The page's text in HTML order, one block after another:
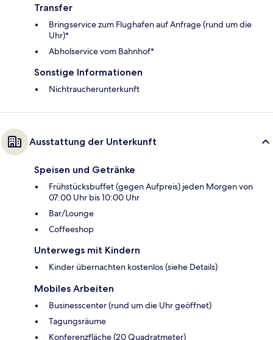
Transfer
Bringservice zum Flughafen auf Anfrage (rund um die
Uhr)*
Abholservice vom Bahnhof*
Sonstige Informationen
Nichtraucherunterkunft
Ausstattung der Unterkunft
Speisen und Getränke
Frühstücksbuffet (gegen Aufpreis) jeden Morgen von
07:00 Uhr bis 10:00 Uhr
Bar/Lounge
Coffeeshop
Unterwegs mit Kindern
Kinder übernachten kostenlos (siehe Details)
Mobiles Arbeiten
Businesscenter (rund um die Uhr geöffnet)
Tagungsräume
Konferenzfläche (20 Quadratmeter)